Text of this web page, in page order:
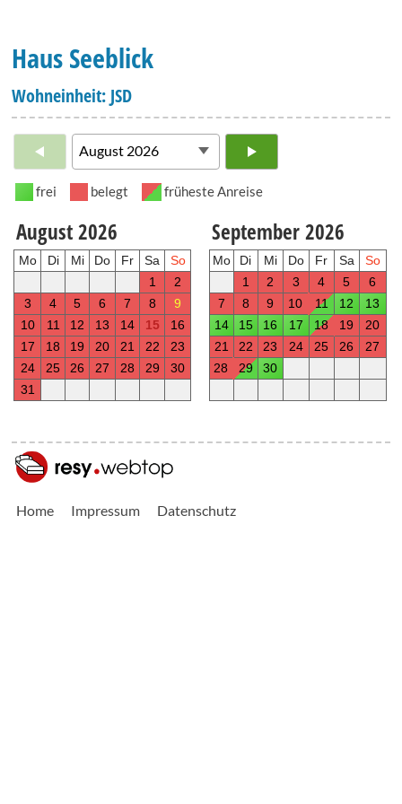
Haus Seeblick
Wohneinheit: JSD
Home Impressum Datenschutz